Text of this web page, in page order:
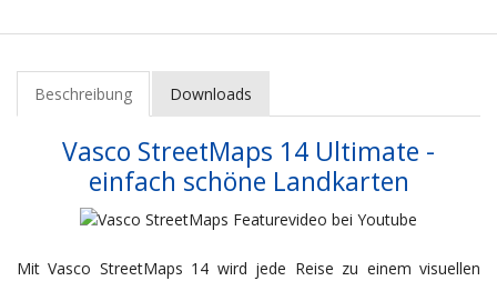
Beschreibung Downloads
Vasco StreetMaps 14 Ultimate -
einfach schöne Landkarten
Mit Vasco StreetMaps 14 wird jede Reise zu einem visuellen